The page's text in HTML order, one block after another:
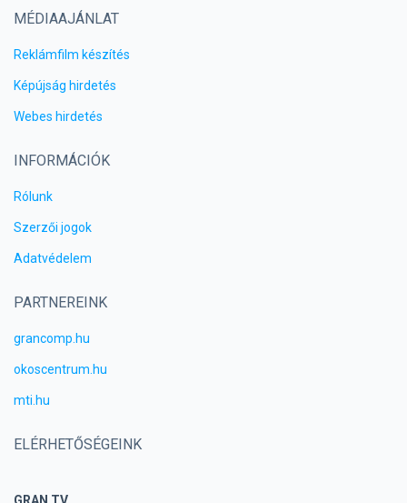
MÉDIAAJÁNLAT
Reklámfilm készítés
Képújság hirdetés
Webes hirdetés
INFORMÁCIÓK
Rólunk
Szerzői jogok
Adatvédelem
PARTNEREINK
grancomp.hu
okoscentrum.hu
mti.hu
ELÉRHETŐSÉGEINK
GRAN TV